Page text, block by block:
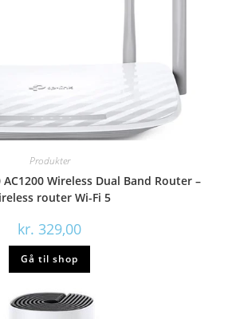
Produkter
Wireless Dual Band Router –
router Wi-Fi 5
kr. 329,00
Gå til shop